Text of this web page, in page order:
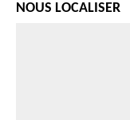
NOUS LOCALISER